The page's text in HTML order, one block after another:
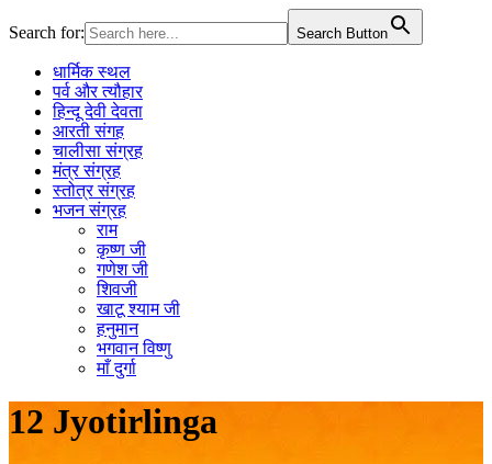
Search for: Search Button
धार्मिक स्थल
पर्व और त्यौहार
हिन्दू देवी देवता
आरती संगह
चालीसा संग्रह
मंत्र संग्रह
स्तोत्र संग्रह
भजन संग्रह
राम
कृष्ण जी
गणेश जी
शिवजी
खाटू श्याम जी
हनुमान
भगवान विष्णु
माँ दुर्गा
12 Jyotirlinga